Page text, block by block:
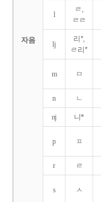
자음
l
ㄹ,
ㄹㄹ
lj
리*,
ㄹ리*
m ㅁ
n ㄴ
nj 니*
p ㅍ
r ㄹ
s ㅅ